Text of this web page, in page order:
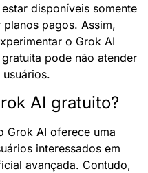
disponíveis somente
pagos. Assim,
o Grok AI
pode não atender
AI gratuito?
Grok AI oferece uma
interessados em
avançada. Contudo,